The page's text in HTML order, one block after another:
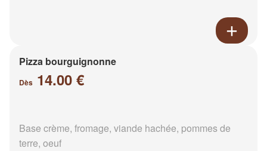
Pizza bourguignonne
Dès 14.00 €
Base crème, fromage, viande hachée, pommes de
terre, oeuf